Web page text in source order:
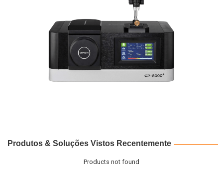
Produtos & Soluções Vistos Recentemente
Products not found